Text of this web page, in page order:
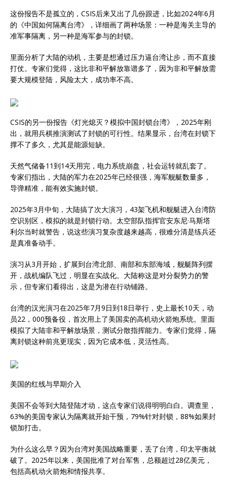
这份报告不是孤立的，CSIS后来又出了几份跟进，比如2024年6月
的《中国如何隔离台湾》，详细画了两种场景：一种是海关主导的
准军事隔离，另一种是海军参与的封锁。
里面分析了大陆的动机，主要是想通过压力逼台湾让步，而不直接
打仗。专家们觉得，这比非和平解放靠谱多了，因为非和平解放需
要大规模登陆，风险太大，成功率不高。
CSIS的另一份报告《灯光熄灭？模拟中国封锁台湾》，2025年刚
出，就用兵棋推演测试了封锁的可行性。结果显示，台湾在封锁下
撑不了多久，尤其是能源短缺。
天然气储备11到14天用完，电力系统崩盘，社会运转就乱套了。
专家们指出，大陆的军力在2025年已经很强，海军舰艇数量多，
导弹精准，能有效实施封锁。
2025年3月中旬，大陆搞了次大演习，43架飞机和舰艇进入台湾防
空识别区，模拟的就是封锁行动。太空部队指挥官安东尼·马斯塔
利尔当时就警告，说这些演习复杂度越来越高，很难分清是练兵还
是真准备动手。
演习从3月开始，扩展到台湾北部、南部和东部海域，舰艇阵列摆
开，战机编队飞过，明显在实战化。大陆称这是对分裂势力的警
示，但专家们看得出，这是为潜在行动铺路。
台湾的汉光演习在2025年7月9日到18日举行，史上最长10天，动
员22，000预备役，首次用上了美国卖的高机动火箭炮系统。里面
模拟了大陆非和平解放场景，测试分散指挥能力。专家们觉得，隔
离封锁这种前兆更现实，因为它成本低，灵活性高。
美国的红线与早期介入
美国不会等到大陆登陆才动，这点专家们说得明明白白。调查里，
63%的美国专家认为隔离就开始干预，79%针对封锁，88%如果封
锁加打击。
为什么这么早？因为台湾对美国战略重要，丢了台湾，印太平衡就
破了。2025年以来，美国批准了对台军售，总额超过28亿美元，
包括高机动火箭炮和情报共享。